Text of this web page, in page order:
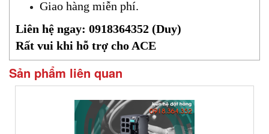
Giao hàng miễn phí.
Liên hệ ngay: 0918364352 (Duy)
Rất vui khi hỗ trợ cho ACE
Sản phẩm liên quan